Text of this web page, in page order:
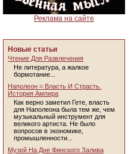
Реклама на сайте
Новые статьи
Чтение Для Развлечения
Не литература, а жалкое
бормотание...
Наполеон ≈ Власть И Страсть.
История Ампира
Как верно заметил Гете, власть
для Наполеона была тем же, чем
музыкальный инструмент для
великого артиста. Не было
вопросов в экономике,
промышленности...
Музей На Дне Финского Залива